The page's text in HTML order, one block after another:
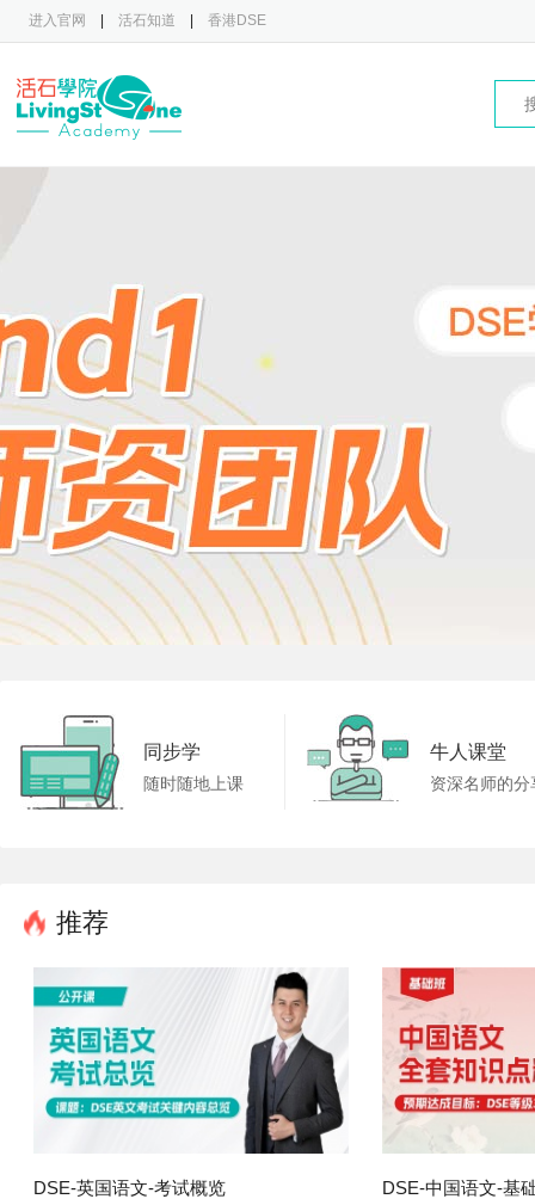
进入官网 活石知道 香港DSE
同步学
随时随地上课
牛人课堂
资深名师的分
推荐
DSE-英国语文-考试概览 DSE-中国语文-基